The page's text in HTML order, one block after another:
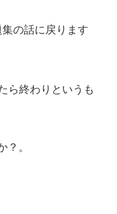
の話に戻ります
ら終わりというも
？。